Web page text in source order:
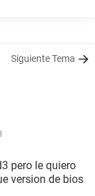
Siguiente Tema
pero le quiero
version de bios